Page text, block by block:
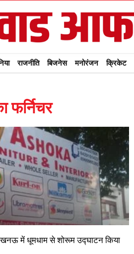
राजनीति बिजनेस मनोरंजन क्रिकेट
फर्निचर
में धूमधाम से शोरूम उद्घाटन किया